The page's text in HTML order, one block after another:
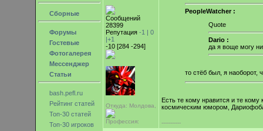
Сборные
Форумы
Гостевые
Фотогалерея
Мессенджер
Статьи
bash.pefl.ru
Рейтинг статей
Топ-30 статей
Топ-30 игроков
Сообщений
28399
Репутация -1 | 0
|+1
-10 [284 -294]
Откуда: Молдова,
Профессия:
PeopleWatcher :
Quote
Dario :
да я воще могу
то стёб был, я наоборот,
Есть те кому нравится и те
космическим юмором,
-----------